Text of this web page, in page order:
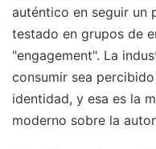
auténtico en seguir un
testado en grupos de
"engagement". La
consumir sea
identidad, y esa es la
moderno sobre la